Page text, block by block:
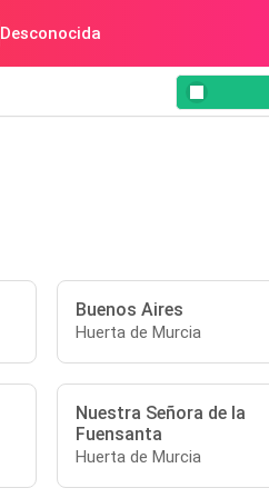
Desconocida
Buenos Aires
Huerta de Murcia
Nuestra Señora de la
Fuensanta
Huerta de Murcia